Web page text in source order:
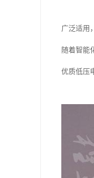
广泛适用
随着智能
优质低压